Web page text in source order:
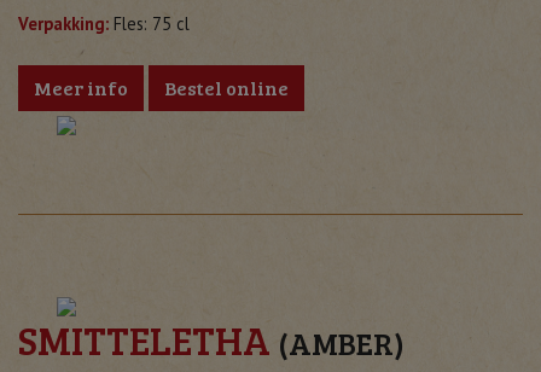
Verpakking: Fles: 75 cl
Meer info Bestel online
SMITTELETHA (AMBER)